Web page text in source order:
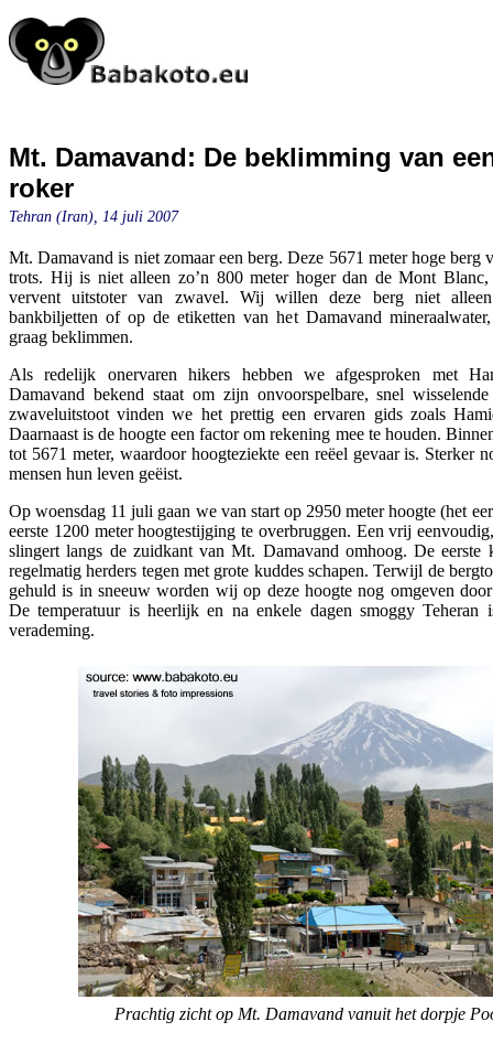
Mt. Damavand: De beklimming van
roker
Tehran (Iran), 14 juli 2007
Mt. Damavand is niet zomaar een berg. Deze 5671 meter hoge berg
trots. Hij is niet alleen zo’n 800 meter hoger dan de Mont
vervent uitstoter van zwavel. Wij willen deze berg niet
bankbiljetten of op de etiketten van het Damavand
graag beklimmen.
Als redelijk onervaren hikers hebben we afgesproken met
Damavand bekend staat om zijn onvoorspelbare, snel
zwaveluitstoot vinden we het prettig een ervaren gids zoals
Daarnaast is de hoogte een factor om rekening mee te houden.
tot 5671 meter, waardoor hoogteziekte een reëel gevaar is. Sterker
mensen hun leven geëist.
Op woensdag 11 juli gaan we van start op 2950 meter hoogte (het
eerste 1200 meter hoogtestijging te overbruggen. Een vrij
slingert langs de zuidkant van Mt. Damavand omhoog. De eerste
regelmatig herders tegen met grote kuddes schapen. Terwijl de
gehuld is in sneeuw worden wij op deze hoogte nog omgeven
De temperatuur is heerlijk en na enkele dagen smoggy Teheran
verademing.
Prachtig zicht op Mt. Damavand vanuit het dorpje